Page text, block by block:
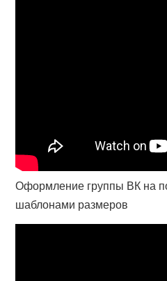
Оформление группы ВК на
шаблонами размеров